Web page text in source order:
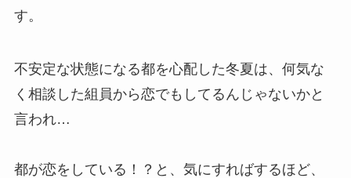
す。
不安定な状態になる都を心配した冬夏は、何気な
く相談した組員から恋でもしてるんじゃないかと
言われ…
都が恋をしている！？と、気にすればするほど、